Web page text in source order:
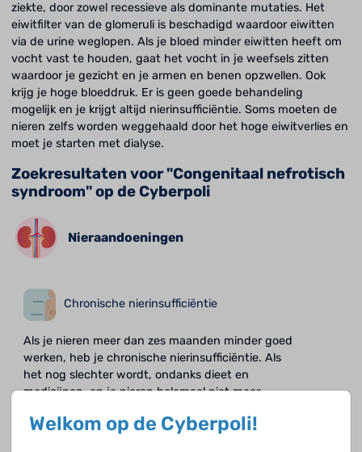
ziekte, door zowel recessieve als dominante mutaties. Het
eiwitfilter van de glomeruli is beschadigd waardoor eiwitten
via de urine weglopen. Als je bloed minder eiwitten heeft om
vocht vast te houden, gaat het vocht in je weefsels zitten
waardoor je gezicht en je armen en benen opzwellen. Ook
krijg je hoge bloeddruk. Er is geen goede behandeling
mogelijk en je krijgt altijd nierinsufficiëntie. Soms moeten de
nieren zelfs worden weggehaald door het hoge eiwitverlies en
moet je starten met dialyse.
Zoekresultaten voor "Congenitaal nefrotisch
syndroom" op de Cyberpoli
Nieraandoeningen
Chronische nierinsufficiëntie
Als je nieren meer dan zes maanden minder goed
werken, heb je chronische nierinsufficiëntie. Als
het nog slechter wordt, ondanks dieet en
medicijnen, en je nieren helemaal niet meer
Welkom op de Cyberpoli!